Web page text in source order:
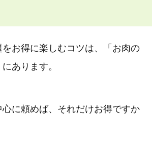
お得に楽しむコツは、「お肉の
あります。
に頼めば、それだけお得ですか